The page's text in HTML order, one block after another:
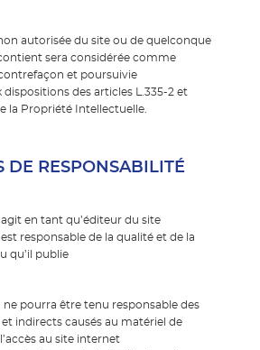
autorisée du site ou de quelconque
sera considérée comme
et poursuivie
des articles L.335-2 et
la Propriété Intellectuelle.
DE RESPONSABILITÉ
en tant qu’éditeur du site
responsable de la qualité et de la
qu’il publie
pourra être tenu responsable des
indirects causés au matériel de
au site internet